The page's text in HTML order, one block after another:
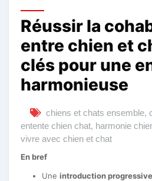
Réussir la
entre chien et
clés pour une
harmonieuse
chiens et chats ensemble,
entente chien chat, harmonie
vivre avec chien et chat
En bref
Une introduction progressive